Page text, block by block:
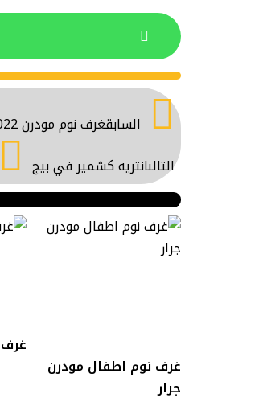
السابقغرف نوم مودرن 2022 كاملة مصري
التالىانتريه كشمير في بيج
غرف نوم اطفال مودرن
جرار